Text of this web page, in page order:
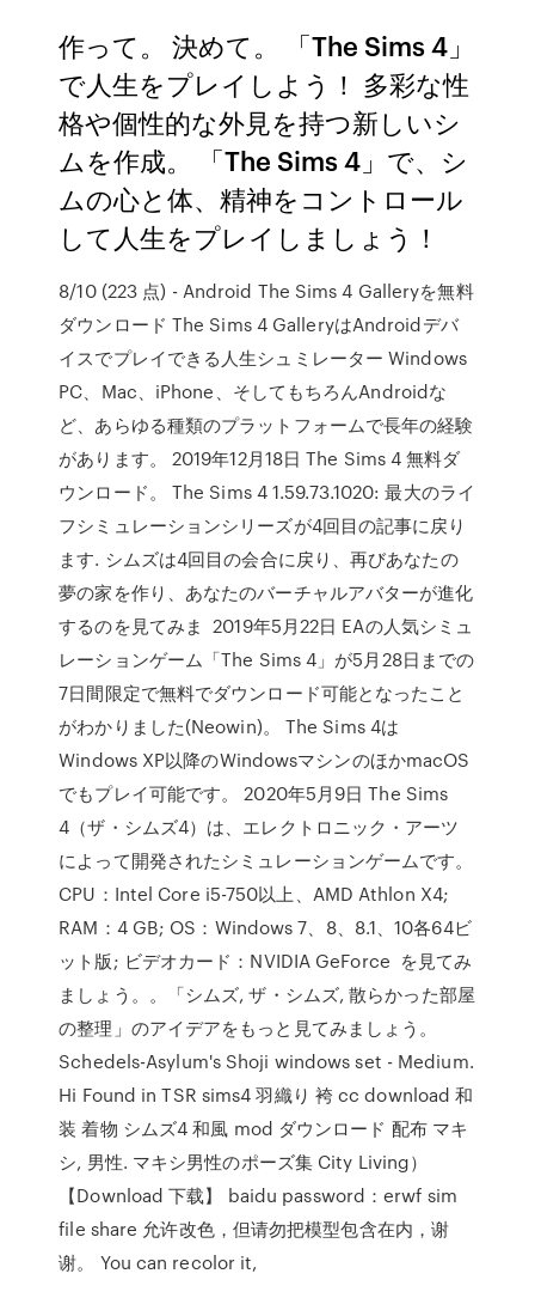
作って。 決めて。 「The Sims 4」
で人生をプレイしよう！ 多彩な性
格や個性的な外見を持つ新しいシ
ムを作成。 「The Sims 4」で、シ
ムの心と体、精神をコントロール
して人生をプレイしましょう！
8/10 (223 点) - Android The Sims 4 Galleryを無料
ダウンロード The Sims 4 GalleryはAndroidデバ
イスでプレイできる人生シュミレーター Windows
PC、Mac、iPhone、そしてもちろんAndroidな
ど、あらゆる種類のプラットフォームで長年の経験
があります。 2019年12月18日 The Sims 4 無料ダ
ウンロード。 The Sims 4 1.59.73.1020: 最大のライ
フシミュレーションシリーズが4回目の記事に戻り
ます. シムズは4回目の会合に戻り、再びあなたの
夢の家を作り、あなたのバーチャルアバターが進化
するのを見てみま 2019年5月22日 EAの人気シミュ
レーションゲーム「The Sims 4」が5月28日までの
7日間限定で無料でダウンロード可能となったこと
がわかりました(Neowin)。 The Sims 4は
Windows XP以降のWindowsマシンのほかmacOS
でもプレイ可能です。 2020年5月9日 The Sims
4（ザ・シムズ4）は、エレクトロニック・アーツ
によって開発されたシミュレーションゲームです。
CPU：Intel Core i5-750以上、AMD Athlon X4;
RAM：4 GB; OS：Windows 7、8、8.1、10各64ビ
ット版; ビデオカード：NVIDIA GeForce を見てみ
ましょう。。「シムズ, ザ・シムズ, 散らかった部屋
の整理」のアイデアをもっと見てみましょう。
Schedels-Asylum's Shoji windows set - Medium.
Hi Found in TSR sims4 羽織り 袴 cc download 和
装 着物 シムズ4 和風 mod ダウンロード 配布 マキ
シ, 男性. マキシ男性のポーズ集 City Living）
【Download 下载】 baidu password：erwf sim
file share 允许改色，但请勿把模型包含在内，谢
谢。 You can recolor it,